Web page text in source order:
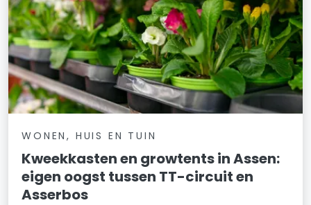
WONEN, HUIS EN TUIN
Kweekkasten en growtents in Assen:
eigen oogst tussen TT-circuit en
Asserbos